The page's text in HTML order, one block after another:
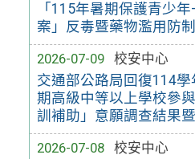
「115年暑期保護青少
案」反毒暨藥物濫用防
2026-07-09
校安中心
交通部公路局回復114學
期高級中等以上學校參
訓補助」意願調查結果
2026-07-08
校安中心